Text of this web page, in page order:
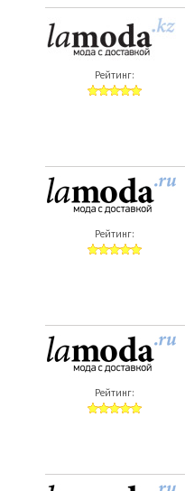
Рейтинг:
Рейтинг:
Рейтинг: